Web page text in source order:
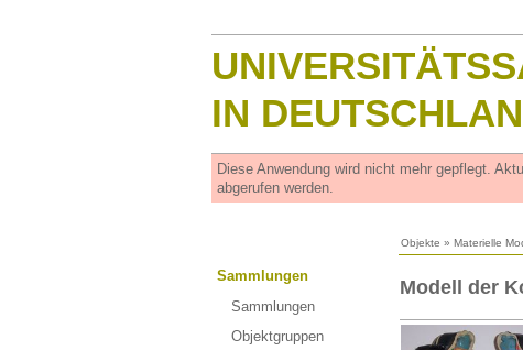
IN
Diese Anwendung wird nicht mehr gepflegt.
abgerufen werden.
Objekte » Materielle
Sammlungen
Sammlungen
Objektgruppen
Modell der